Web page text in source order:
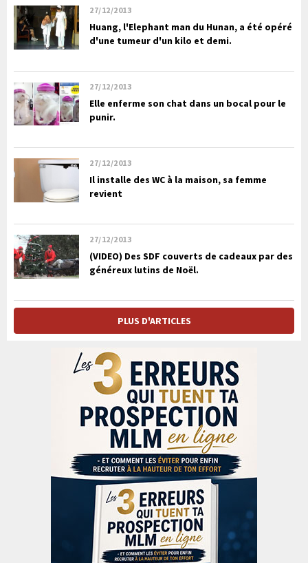
27/12/2013
Huang, l'Elephant man du Hunan, a été opéré
d'une tumeur d'un kilo et demi.
27/12/2013
Elle enferme son chat dans un bocal pour le
punir.
27/12/2013
Il installe des WC à la maison, sa femme
revient
27/12/2013
(VIDEO) Des SDF couverts de cadeaux par des
généreux lutins de Noël.
PLUS D'ARTICLES